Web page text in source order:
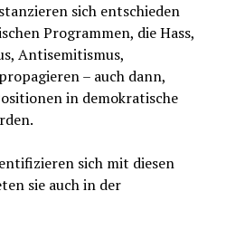
sich entschieden
Programmen, die Hass,
Antisemitismus,
– auch dann,
in demokratische
sich mit diesen
sie auch in der